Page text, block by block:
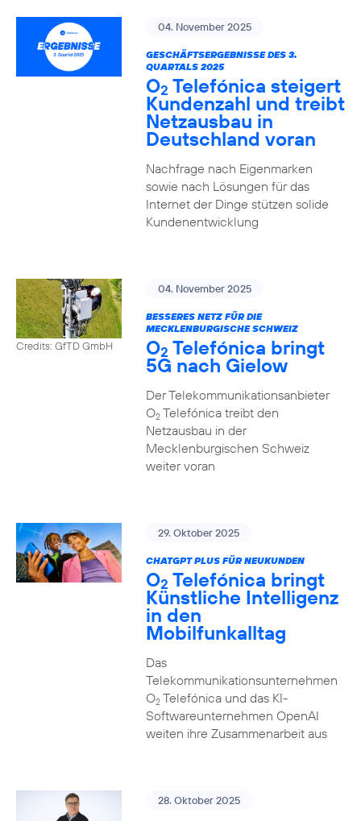
04. November 2025
GESCHÄFTSERGEBNISSE DES 3.
QUARTALS 2025
O2 Telefónica steigert
Kundenzahl und treibt
Netzausbau in
Deutschland voran
Nachfrage nach Eigenmarken
sowie nach Lösungen für das
Internet der Dinge stützen solide
Kundenentwicklung
Credits: GfTD GmbH
04. November 2025
BESSERES NETZ FÜR DIE
MECKLENBURGISCHE SCHWEIZ
O2 Telefónica bringt
5G nach Gielow
Der Telekommunikationsanbieter
O2Telefónica treibt den
Netzausbau in der
Mecklenburgischen Schweiz
weiter voran
29. Oktober 2025
CHATGPT PLUS FÜR NEUKUNDEN
O2 Telefónica bringt
Künstliche Intelligenz
in den
Mobilfunkalltag
Das
Telekommunikationsunternehmen
O2Telefónica und das KI-
Softwareunternehmen OpenAI
weiten ihre Zusammenarbeit aus
28. Oktober 2025